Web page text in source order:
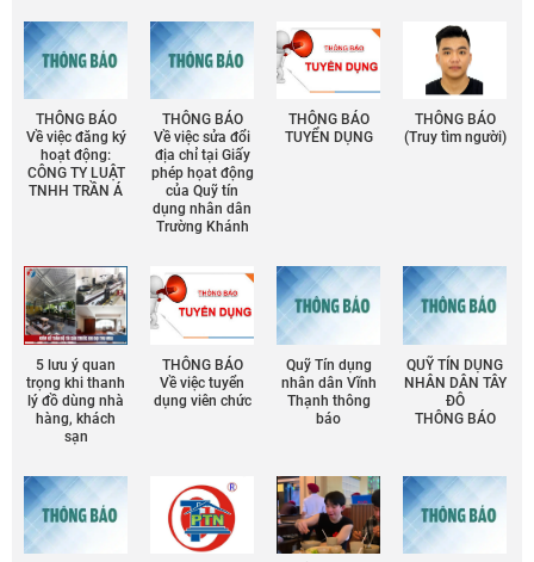
THÔNG BÁO
Về việc đăng ký
hoạt động:
CÔNG TY LUẬT
TNHH TRẦN Á
THÔNG BÁO
Về việc sửa đổi
địa chỉ tại Giấy
phép họat động
của Quỹ tín
dụng nhân dân
Trường Khánh
THÔNG BÁO
TUYỂN DỤNG
THÔNG BÁO
(Truy tìm người)
5 lưu ý quan
trọng khi thanh
lý đồ dùng nhà
hàng, khách
sạn
THÔNG BÁO
Về việc tuyển
dụng viên chức
Quỹ Tín dụng
nhân dân Vĩnh
Thạnh thông
báo
QUỸ TÍN DỤNG
NHÂN DÂN TÂY
ĐÔ
THÔNG BÁO